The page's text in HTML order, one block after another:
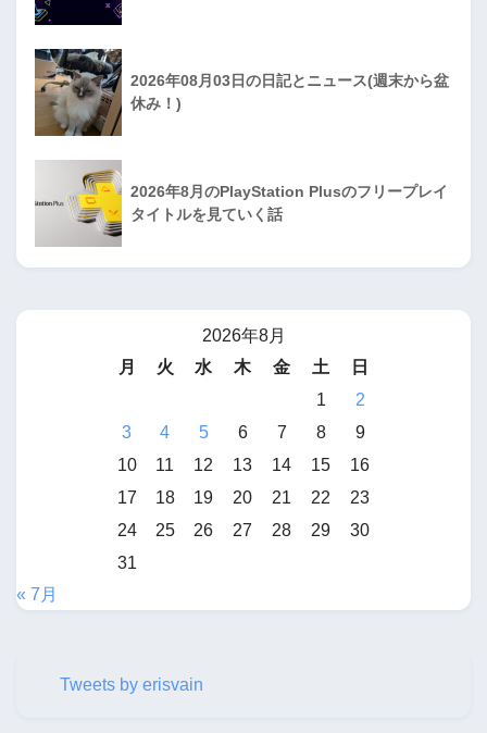
2026年08月03日の日記とニュース(週末から盆
休み！)
2026年8月のPlayStation Plusのフリープレイ
タイトルを見ていく話
2026年8月
月
火 水 木 金 土
日
1
2
3
4 5 6 7 8
9
10
11 12 13 14 15
16
17
18 19 20 21 22
23
24
25 26 27 28 29
30
31
« 7月
Tweets by erisvain